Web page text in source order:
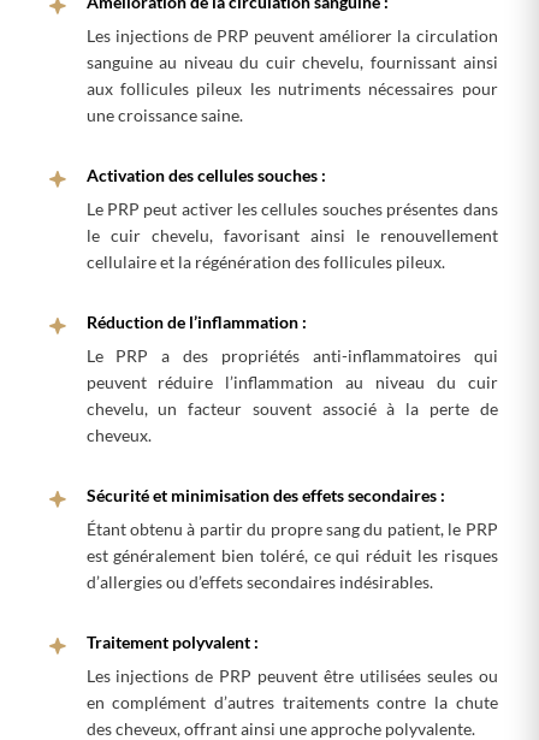
Les injections de PRP peuvent améliorer la circulation
sanguine au niveau du cuir chevelu, fournissant ainsi
aux follicules pileux les nutriments nécessaires pour
une croissance saine.
Activation des cellules souches :
Le PRP peut activer les cellules souches présentes dans
le cuir chevelu, favorisant ainsi le renouvellement
cellulaire et la régénération des follicules pileux.
Réduction de l’inflammation :
Le PRP a des propriétés anti-inflammatoires qui
peuvent réduire l’inflammation au niveau du cuir
chevelu, un facteur souvent associé à la perte de
cheveux.
Sécurité et minimisation des effets secondaires :
Étant obtenu à partir du propre sang du patient, le PRP
est généralement bien toléré, ce qui réduit les risques
d’allergies ou d’effets secondaires indésirables.
Traitement polyvalent :
Les injections de PRP peuvent être utilisées seules ou
en complément d’autres traitements contre la chute
des cheveux, offrant ainsi une approche polyvalente.